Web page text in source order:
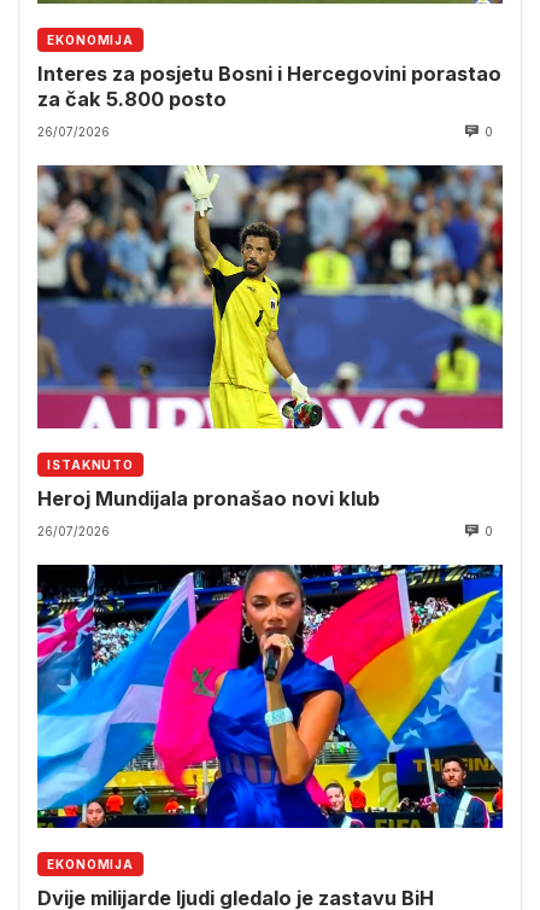
EKONOMIJA
Interes za posjetu Bosni i Hercegovini porastao
za čak 5.800 posto
26/07/2026 0
ISTAKNUTO
Heroj Mundijala pronašao novi klub
26/07/2026 0
EKONOMIJA
Dvije milijarde ljudi gledalo je zastavu BiH